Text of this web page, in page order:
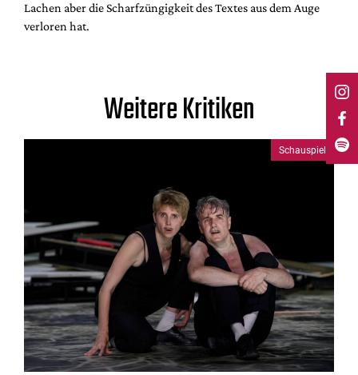
Lachen aber die Scharfzüngigkeit des Textes aus dem Auge
verloren hat.
Weitere Kritiken
Schauspiel